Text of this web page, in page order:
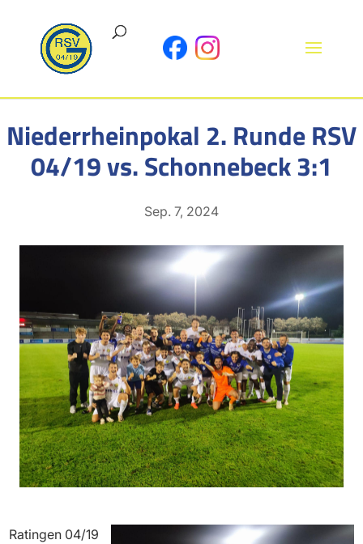
Niederrheinpokal 2. Runde RSV
04/19 vs. Schonnebeck 3:1
Sep. 7, 2024
Ratingen 04/19